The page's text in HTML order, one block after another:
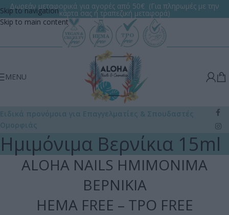
Δωρεάν μεταφορικά για αγορές από 50€ (Για πληρωμές με την
κάρτα σας ή τραπεζική μεταφορά)
Skip to navigation
Skip to main content
MENU
Ειδικά προνόμοια για Επαγγελματίες & Σπουδαστές
Ομορφιάς
Ημιμόνιμα Βερνίκια 15ml
ALOHA NAILS ΗΜΙΜΟΝΙΜΑ
ΒΕΡΝΙΚΙΑ
HEMA FREE – TPO FREE